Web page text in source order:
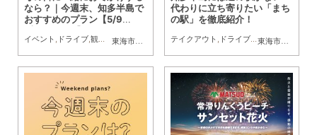
東海市
, 常滑市 美浜町
なら？｜今週末、知多半島で
おすすめのプラン【5/9
イベント , ドライブ,観光 自然,まちネタ 季節ネタ, まとめ記事, 親子,家族 東海市武豊町
代わりに立ち寄りたい「まち
の駅」を徹底紹介！
テイクアウト , ドライブ,旅行,観光